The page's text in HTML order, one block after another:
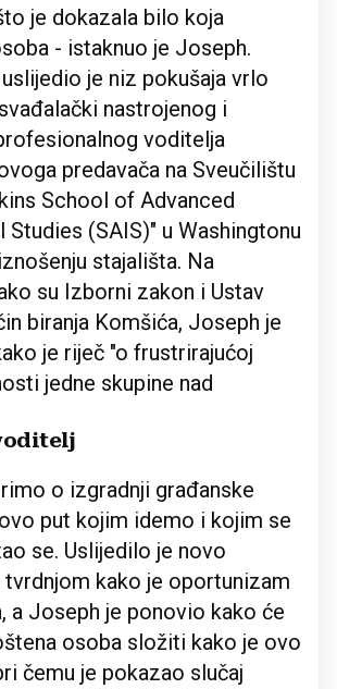
je dokazala bilo koja
- istaknuo je Joseph.
je niz pokušaja vrlo
nastrojenog i
voditelja
predavača na Sveučilištu
School of Advanced
Studies (SAIS)" u Washingtonu
stajališta. Na
su Izborni zakon i Ustav
biranja Komšića, Joseph je
je riječ "o frustrirajućoj
jedne skupine nad
o izgradnji građanske
put kojim idemo i kojim se
se. Uslijedilo je novo
tvrdnjom kako je oportunizam
a Joseph je ponovio kako će
osoba složiti kako je ovo
čemu je pokazao slučaj